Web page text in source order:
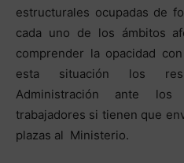
estructurales ocupadas de
cada uno de los ámbitos
comprender la opacidad
esta situación los
Administración ante
trabajadores si tienen que
plazas al Ministerio.